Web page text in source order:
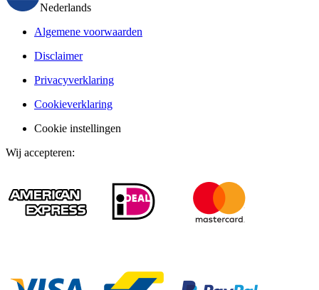
Nederlands
Algemene voorwaarden
Disclaimer
Privacyverklaring
Cookieverklaring
Cookie instellingen
Wij accepteren: